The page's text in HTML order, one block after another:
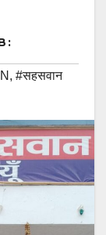
:
, #सहसवान